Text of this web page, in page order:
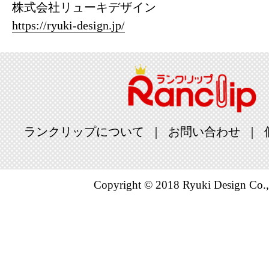
株式会社リューキデザイン
https://ryuki-design.jp/
ランクリップについて お問い合わせ
Copyright © 2018 Ryuki Design